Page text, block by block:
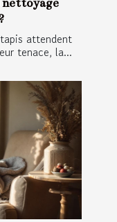
nettoyage
attendent
tenace, la...